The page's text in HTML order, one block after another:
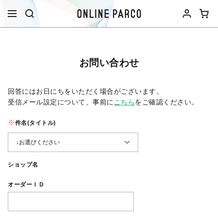
お問い合わせ
回答にはお日にちをいただく場合がございます。
受信メール設定について、事前に こちらをご確認ください。​
件名(タイトル)
ショップ名
オーダーＩＤ